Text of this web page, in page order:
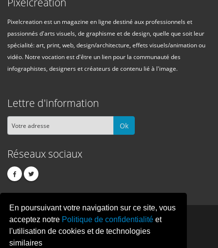
En poursuivant votre navigation sur ce site, vous
acceptez notre Politique de confidentialité et
l'utilisation de cookies et de technologies
similaires
Pixelcreation est un magazine en ligne destiné aux professionnels et
passionnés d'arts visuels, de graphisme et de design, quelle que soit leur
spécialité: art, print, web, design/architecture, effets visuels/animation ou
vidéo. Notre vocation est d'être un lien pour la communauté des
infographistes, designers et créateurs de contenu lié à l'image.
Lettre d'information
Ok
Réseaux sociaux
PIXELCREATION